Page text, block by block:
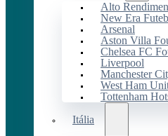
Alto
New Era
Arsenal
Aston Villa
Chelsea FC
Liverpool
Manchester
West Ham
Tottenham
Itália